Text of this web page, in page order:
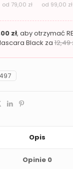
od 79,00 zł od 99,00 zł
zł, aby otrzymać
Black za12,49
Opis
Opinie 0